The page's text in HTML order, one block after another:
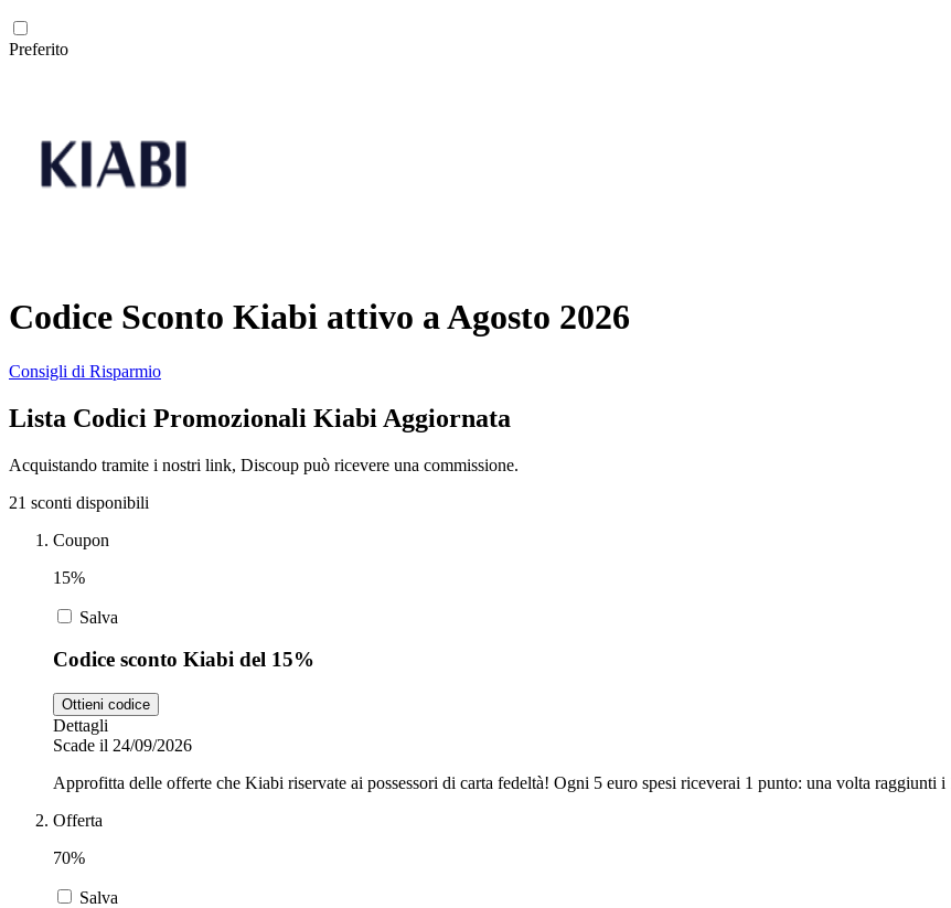
Preferito
Codice Sconto Kiabi attivo a Agosto 2026
Consigli di Risparmio
Lista Codici Promozionali Kiabi Aggiornata
Acquistando tramite i nostri link, Discoup può ricevere una commissione.
21 sconti disponibili
Coupon
15%
Salva
Codice sconto Kiabi del 15%
Ottieni codice
Dettagli
Scade il 24/09/2026
Approfitta delle offerte che Kiabi riservate ai possessori di carta fedeltà! Ogni 5 euro spesi riceverai 1 punto: una volta
Offerta
70%
Salva